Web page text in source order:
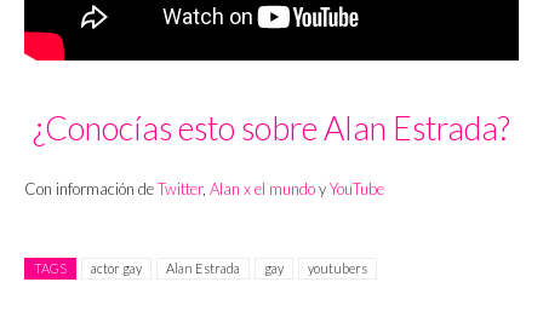
¿Conocías esto sobre Alan Estrada?
Con información deTwitter, Alan x el mundoyYouTube
TAGS actor gay Alan Estrada gay youtubers